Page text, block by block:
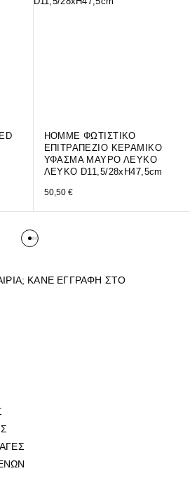
HOMME ΦΩΤΙΣΤΙΚΟ
ΕΠΙΤΡΑΠΕΖΙΟ ΚΕΡΑΜΙΚΟ
ΥΦΑΣΜΑ ΜΑΥΡΟ ΛΕΥΚΟ
ΛΕΥΚΟ D11,5/28xH47,5cm
50,50€
ΚΑΝΕ ΕΓΓΡΑΦΗ ΣΤΟ